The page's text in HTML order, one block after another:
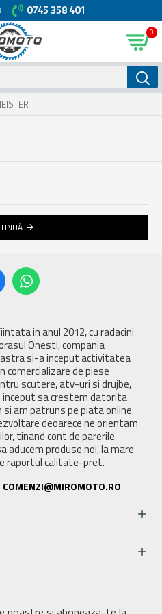
0745 358 401
0
in anul 2012, cu radacini
Onesti, compania
si-a inceput activitatea
comercializare de piese
scutere, atv-uri si drujbe,
inceput sa crestem datorita
si am patruns pe piata online.
deoarece ne orientam
tinand cont de parerile
aducem produse noi, la mare
raportul calitate-pret.
COMENZI@MIROMOTO.RO